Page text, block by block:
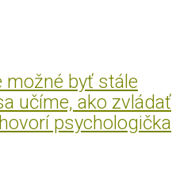
možné byť stále
učíme, ako zvládať
psychologička